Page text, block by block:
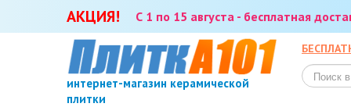
АКЦИЯ! С 1 по 15 августа - бесплатная
интернет-магазин керамической
плитки